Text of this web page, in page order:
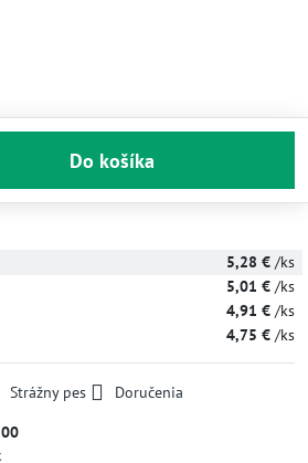
Do košíka
5,28 € /ks
5,01 € /ks
4,91 € /ks
4,75 € /ks
Strážny pes
Doručenia